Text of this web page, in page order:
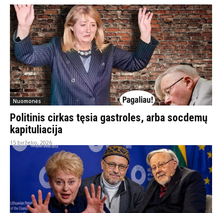
Nuomonės
Politinis cirkas tęsia gastroles, arba socdemų
kapituliacija
15 birželio, 2026